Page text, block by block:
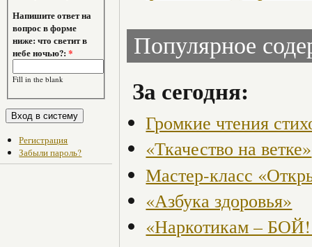
Напишите ответ на
вопрос в форме
ниже: что светит в
небе ночью?:*
Fill in the blank
Регистрация
Забыли пароль?
Популярное
За сегодня:
Громкие чтения
«Ткачество на ветке»
Мастер-класс
«Азбука здоровья»
«Наркотикам –